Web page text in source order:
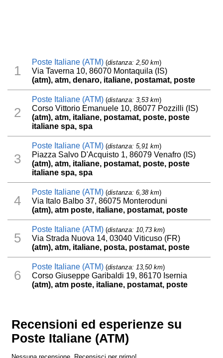
1
Poste Italiane (ATM) (distanza: 2,50 km)
Via Taverna 10, 86070 Montaquila (IS)
(atm), atm, denaro, italiane, postamat, poste
2
Poste Italiane (ATM) (distanza: 3,53 km)
Corso Vittorio Emanuele 10, 86077 Pozzilli (IS)
(atm), atm, italiane, postamat, poste, poste
italiane spa, spa
3
Poste Italiane (ATM) (distanza: 5,91 km)
Piazza Salvo D'Acquisto 1, 86079 Venafro (IS)
(atm), atm, italiane, postamat, poste, poste
italiane spa, spa
4
Poste Italiane (ATM) (distanza: 6,38 km)
Via Italo Balbo 37, 86075 Monteroduni
(atm), atm poste, italiane, postamat, poste
5
Poste Italiane (ATM) (distanza: 10,73 km)
Via Strada Nuova 14, 03040 Viticuso (FR)
(atm), atm, italiane, posta, postamat, poste
6
Poste Italiane (ATM) (distanza: 13,50 km)
Corso Giuseppe Garibaldi 19, 86170 Isernia
(atm), atm poste, italiane, postamat, poste
Recensioni ed esperienze su
Poste Italiane (ATM)